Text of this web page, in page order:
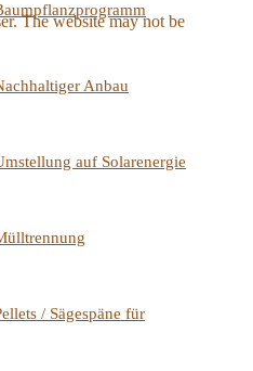
Anbau
auf Solarenergie
/ Sägespäne für
The website may not be